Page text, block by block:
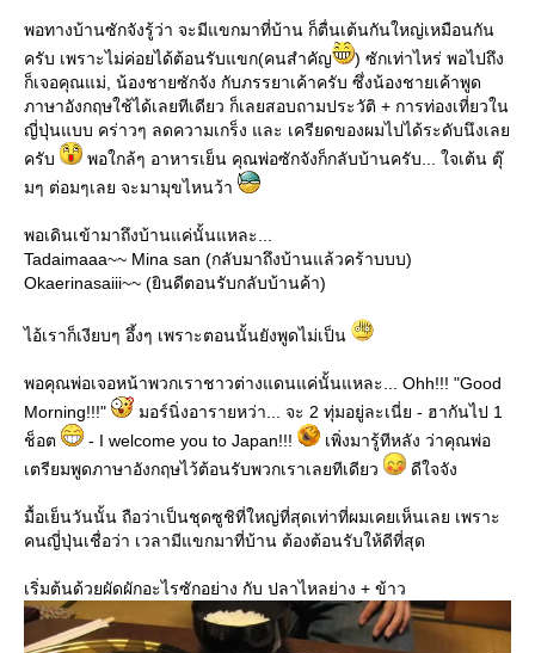
พอทางบ้านซักจังรู้ว่า จะมีแขกมาที่บ้าน ก็ตื่นเต้นกันใหญ่เหมือนกัน
ครับ เพราะไม่ค่อยได้ต้อนรับแขก(คนสำคัญ
) ซักเท่าไหร่ พอไปถึง
ก็เจอคุณแม่, น้องชายซักจัง กับภรรยาเค้าครับ ซึ่งน้องชายเค้าพูด
ภาษาอังกฤษใช้ได้เลยทีเดียว ก็เลยสอบถามประวัติ + การท่องเที่ยวใน
ญี่ปุ่นแบบ คร่าวๆ ลดความเกร็ง และ เครียดของผมไปได้ระดับนึงเลย
ครับ
พอใกล้ๆ อาหารเย็น คุณพ่อซักจังก็กลับบ้านครับ... ใจเต้น ตุ๊
มๆ ต่อมๆเลย จะมามุขไหนว้า
พอเดินเข้ามาถึงบ้านแค่นั้นแหละ...
Tadaimaaa~~ Mina san (กลับมาถึงบ้านแล้วคร้าบบบ)
Okaerinasaiii~~ (ยินดีตอนรับกลับบ้านค้า)
ไอ้เราก็เงียบๆ อึ้งๆ เพราะตอนนั้นยังพูดไม่เป็น
พอคุณพ่อเจอหน้าพวกเราชาวต่างแดนแค่นั้นแหละ... Ohh!!! "Good
Morning!!!"
มอร์นิ่งอารายหว่า... จะ 2 ทุ่มอยู่ละเนี่ย - ฮากันไป 1
ช็อต
- I welcome you to Japan!!!
เพิ่งมารู้ทีหลัง ว่าคุณพ่อ
เตรียมพูดภาษาอังกฤษไว้ต้อนรับพวกเราเลยทีเดียว
ดีใจจัง
มื้อเย็นวันนั้น ถือว่าเป็นชุดซูชิที่ใหญ่ที่สุดเท่าที่ผมเคยเห็นเลย เพราะ
คนญี่ปุ่นเชื่อว่า เวลามีแขกมาที่บ้าน ต้องต้อนรับให้ดีที่สุด
เริ่มต้นด้วยผัดผักอะไรซักอย่าง กับ ปลาไหลย่าง + ข้าว